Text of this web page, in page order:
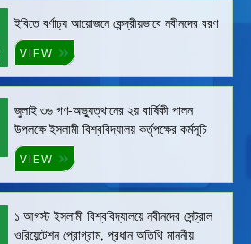
ইবিতে বর্ণাঢ্য আয়োজনে কেন্দ্রীয়ভাবে নবীনদের বরণ
VIEW
জুলাই ৩৬ গণ-অভ্যুত্থানের ২য় বার্ষিকী পালন
উপলক্ষে ইসলামী বিশ্ববিদ্যালয় কর্তৃপক্ষের কর্মসূচি
VIEW
১ আগস্ট ইসলামী বিশ্ববিদ্যালয়ে নবীনদের সেন্ট্রাল
ওরিয়েন্টেশন প্রোগ্রাম, প্রধান অতিথি মাননীয়